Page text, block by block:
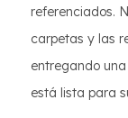
referenciados.
carpetas y las
entregando
está lista para